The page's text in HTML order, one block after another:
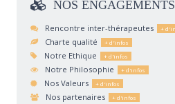
NOS ENGAGEMENTS
Rencontre inter-thérapeutes
Charte qualité
Notre Ethique
Notre Philosophie
Nos Valeurs
Nos partenaires